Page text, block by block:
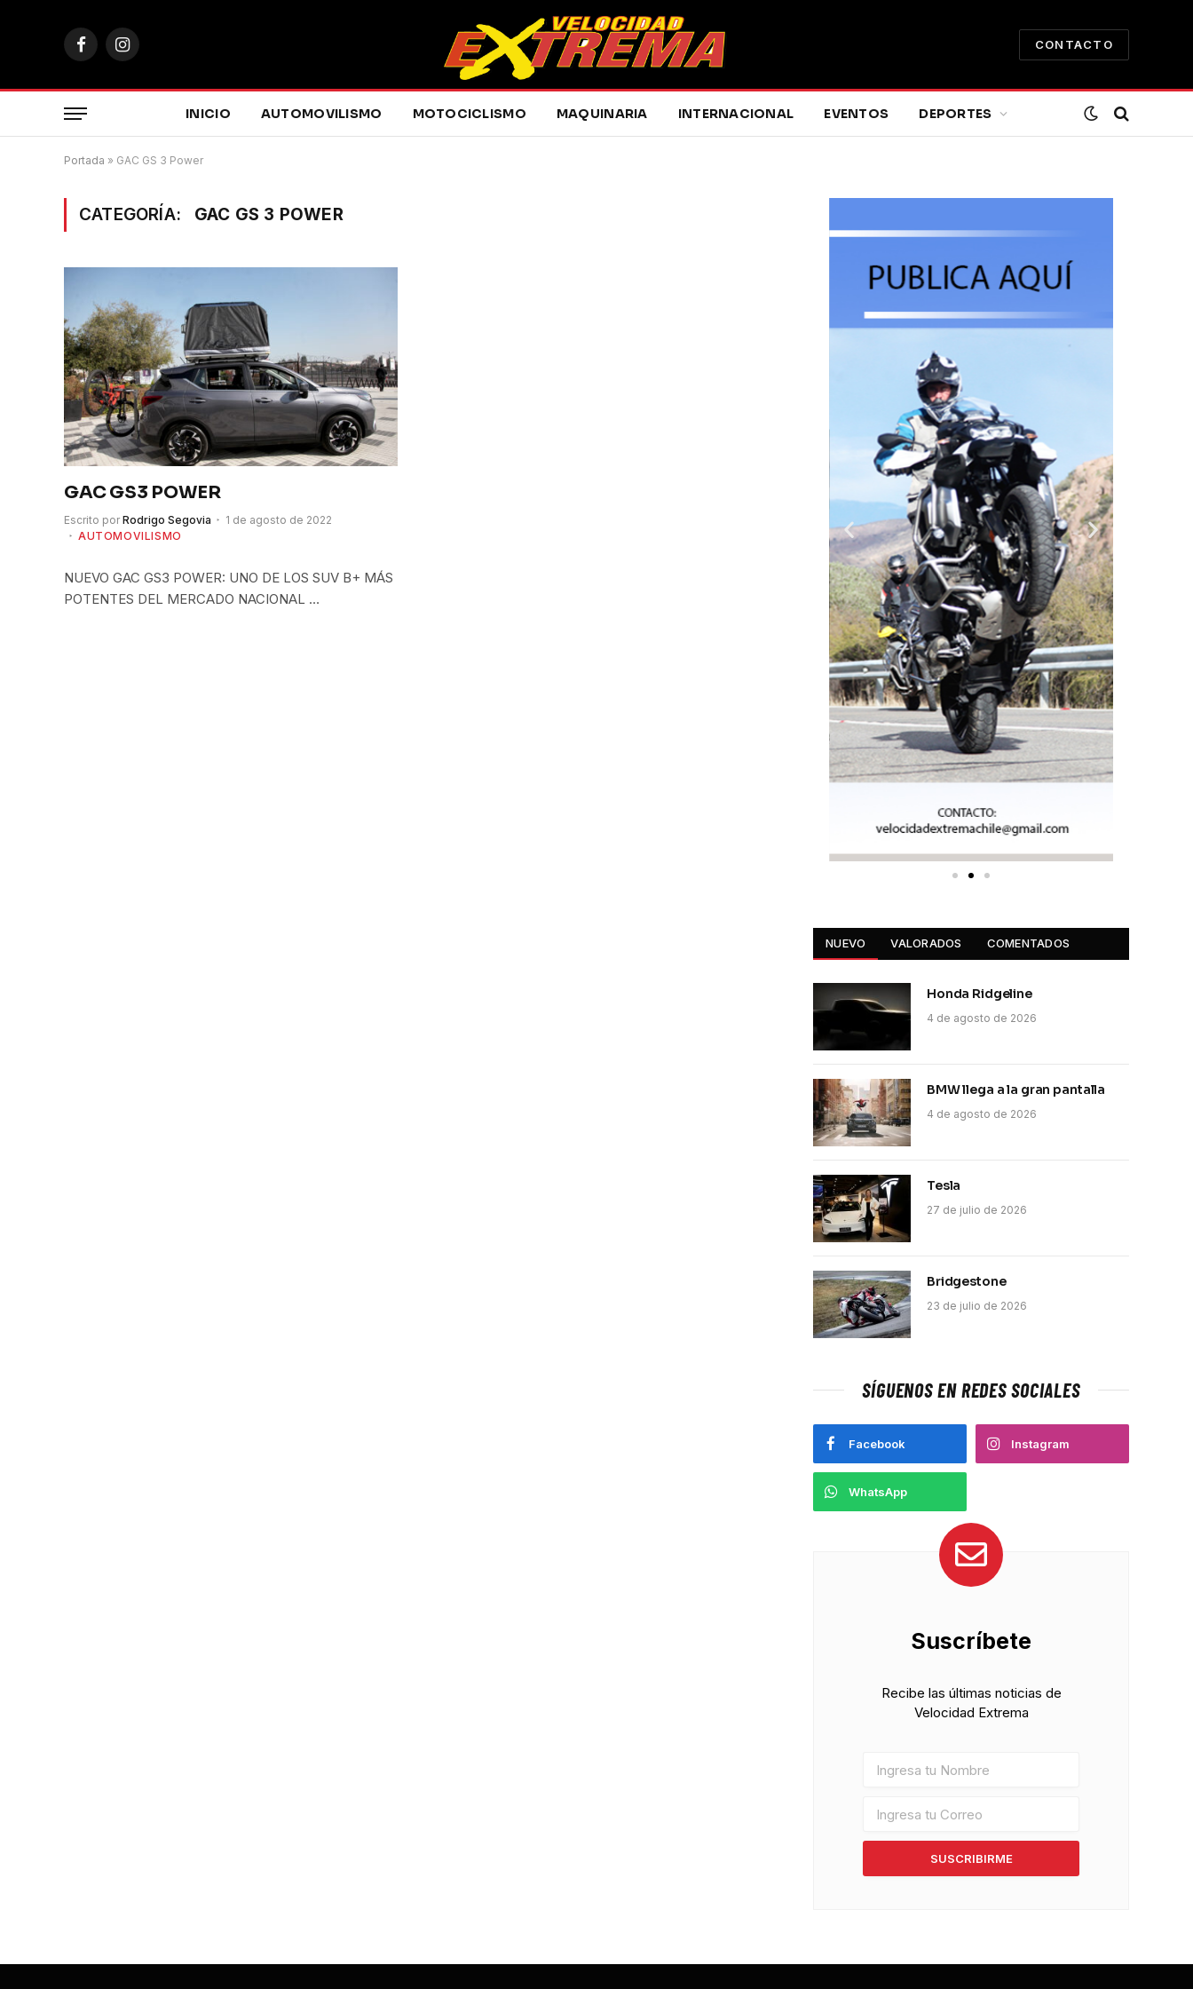
FacebookInstagram
CONTACTO
INICIO AUTOMOVILISMO MOTOCICLISMO MAQUINARIA INTERNACIONAL EVENTOS DEPORTES
Portada » GAC GS 3 Power
CATEGORÍA: GAC GS 3 POWER
GAC GS3 POWER
Escrito por Rodrigo Segovia
1 de agosto de 2022
AUTOMOVILISMO
NUEVO GAC GS3 POWER: UNO DE LOS SUV B+ MÁS
POTENTES DEL MERCADO NACIONAL …
NUEVO VALORADOS COMENTADOS
Honda Ridgeline
4 de agosto de 2026
BMW llega a la gran pantalla
4 de agosto de 2026
Tesla
27 de julio de 2026
Bridgestone
23 de julio de 2026
SÍGUENOS EN REDES SOCIALES
Facebook Instagram
WhatsApp
Suscríbete
Recibe las últimas noticias de
Velocidad Extrema
SUSCRIBIRME